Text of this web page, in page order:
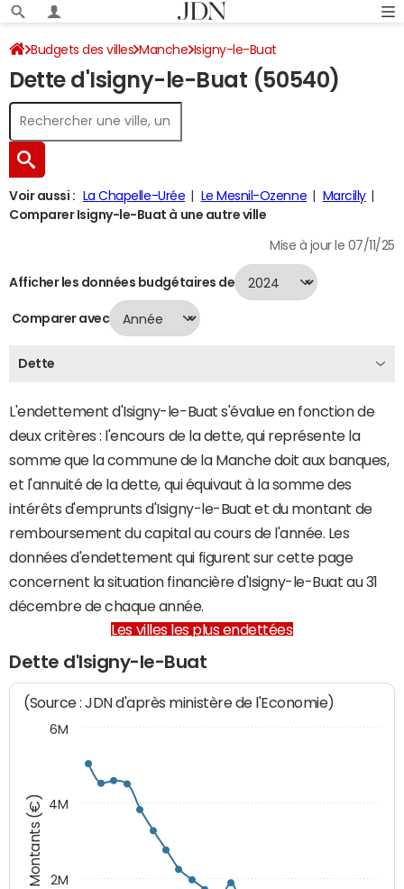
Budgets des villes Manche Isigny-le-Buat
Dette au 31/12/2024
Dette d'Isigny-le-Buat (50540)
Voir aussi : La Chapelle-Urée Le Mesnil-Ozenne
Marcilly
Comparer Isigny-le-Buat à une autre ville
Mise à jour le 07/11/25
Afficher les données budgétaires de
Comparer avec
Dette
L'endettement d'Isigny-le-Buat s'évalue en fonction de
deux critères : l'encours de la dette, qui représente la
somme que la commune de la Manche doit aux banques,
et l'annuité de la dette, qui équivaut à la somme des
intérêts d'emprunts d'Isigny-le-Buat et du montant de
remboursement du capital au cours de l'année. Les
données d'endettement qui figurent sur cette page
concernent la situation financière d'Isigny-le-Buat au 31
décembre de chaque année.
Les villes les plus endettées
Dette d'Isigny-le-Buat
Montants (€)
(Source : JDN d'après ministère de l'Economie)
2M
4M
6M